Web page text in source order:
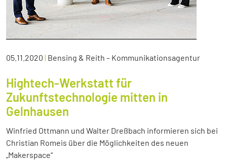
05.11.2020 | Bensing & Reith – Kommunikationsagentur
Hightech-Werkstatt für
Zukunftstechnologie mitten in
Gelnhausen
Winfried Ottmann und Walter Dreßbach informieren sich bei
Christian Romeis über die Möglichkeiten des neuen
„Makerspace“